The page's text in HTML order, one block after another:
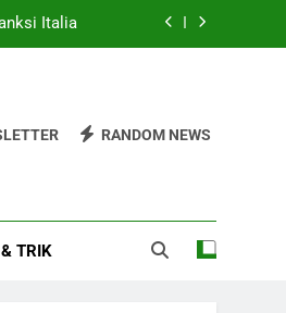
Italia
Jaksa
RANDOM NEWS
TRIK